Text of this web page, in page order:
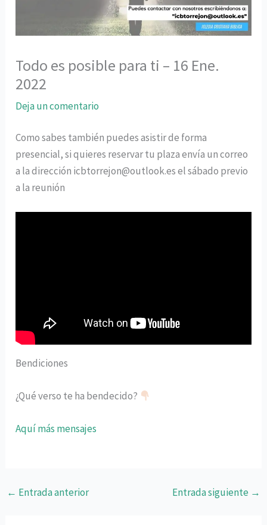
Todo es posible para ti – 16 Ene.
2022
Deja un comentario
Como sabes también puedes asistir de forma
presencial, si quieres reservar tu plaza envía un correo
a la dirección icbtorrejon@outlook.es el sábado previo
a la reunión
Bendiciones
¿Qué verso te ha bendecido?
Aquí más mensajes
← Entrada anterior Entrada siguiente →